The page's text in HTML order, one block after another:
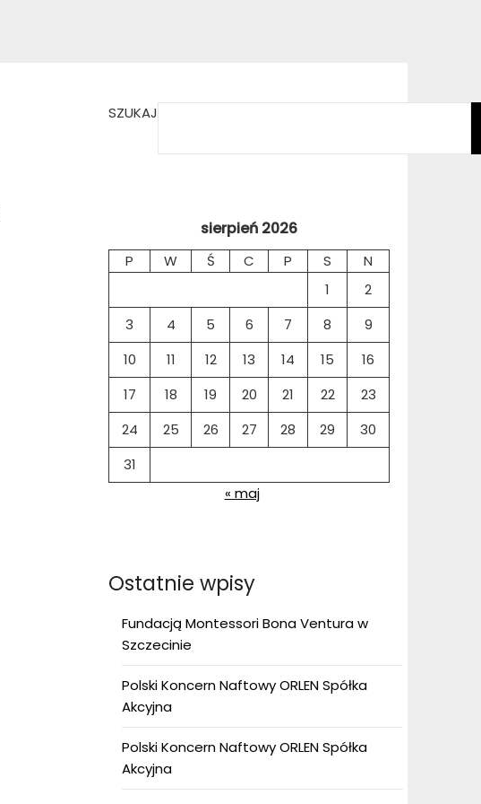
SZUKAJ
sierpień 2026
P W Ś C P S
N
1
2
3
4 5 6 7 8
9
10
11 12 13 14 15
16
17
18 19 20 21 22
23
24
25 26 27 28 29
30
31
« maj
Ostatnie wpisy
Fundacją Montessori Bona Ventura w
Szczecinie
Polski Koncern Naftowy ORLEN Spółka
Akcyjna
Polski Koncern Naftowy ORLEN Spółka
Akcyjna